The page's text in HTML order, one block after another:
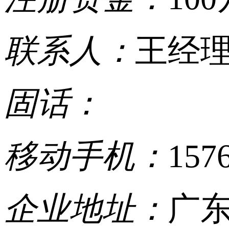
联系人： 王经
固话：
移动手机：
企业地址： 广